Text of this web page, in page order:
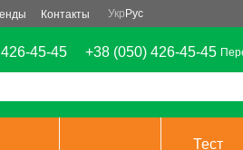
Контакты Укр Рус
45-45 +38 (050) 426-45-45
Тест